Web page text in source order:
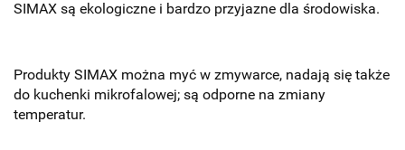
SIMAX są ekologiczne i bardzo przyjazne dla środowiska.
Produkty SIMAX można myć w zmywarce, nadają się także
do kuchenki mikrofalowej; są odporne na zmiany
temperatur.